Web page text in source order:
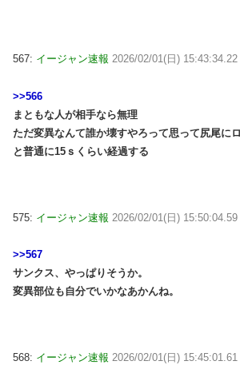
567: イージャン速報 2026/02/01(日) 15:43:34.22
>>566
まともな人が相手なら無理
ただ変異なんて誰か壊すやろって思って尻尾に
と普通に15ｓくらい経過する
575: イージャン速報 2026/02/01(日) 15:50:04.59
>>567
サンクス、やっぱりそうか。
変異部位も自分でいかなあかんね。
568: イージャン速報 2026/02/01(日) 15:45:01.61